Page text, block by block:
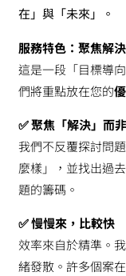
在」與「未來」。
服務特色：聚焦解
這是一段「目標導
們將重點放在您的
✅ 聚焦「解決」而
我們不反覆探討問
麼樣」，並找出過
題的籌碼。
✅ 慢慢來，比較快
效率來自於精準。
緒發散。許多個案